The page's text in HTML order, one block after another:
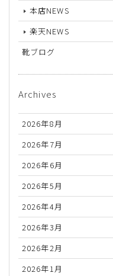
本店NEWS
楽天NEWS
靴ブログ
Archives
2026年8月
2026年7月
2026年6月
2026年5月
2026年4月
2026年3月
2026年2月
2026年1月